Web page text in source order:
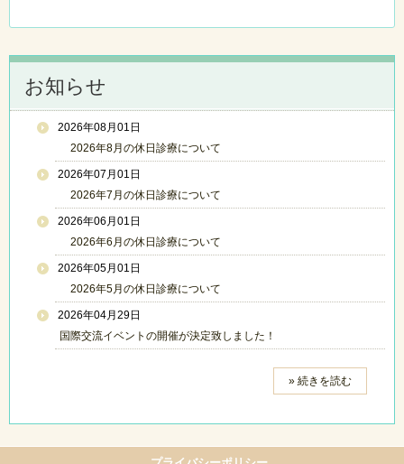
お知らせ
2026年08月01日
2026年8月の休日診療について
2026年07月01日
2026年7月の休日診療について
2026年06月01日
2026年6月の休日診療について
2026年05月01日
2026年5月の休日診療について
2026年04月29日
国際交流イベントの開催が決定致しました！
» 続きを読む